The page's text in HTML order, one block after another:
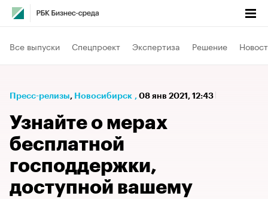
Все выпуски Спецпроект Экспертиза Решение
Пресс-релизы⁠, Новосибирск , 08 янв 2021, 12:43
Узнайте о мерах
бесплатной
господдержки,
доступной вашему